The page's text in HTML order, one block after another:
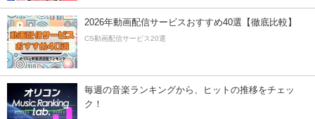
2026年動画配信サービスおすすめ40選【徹底比較】
CS動画配信サービス20選
毎週の音楽ランキングから、ヒットの推移をチェッ
ク！